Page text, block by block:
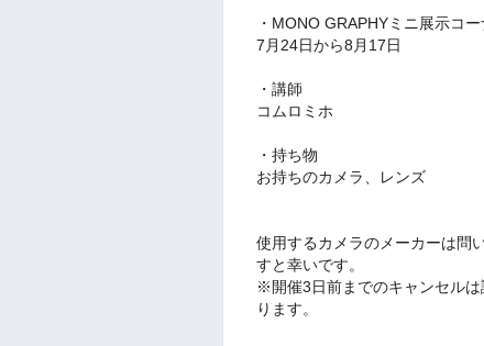
・MONO GRAPHYミニ展示コ
7月24日から8月17日
・講師
コムロミホ
・持ち物
お持ちのカメラ、レンズ
使用するカメラのメーカーは問
すと幸いです。
※開催3日前までのキャンセル
ります。